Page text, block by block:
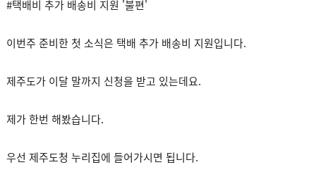
#택배비 추가 배송비 지원 '불편'
이번주 준비한 첫 소식은 택배 추가 배송비 지원입니다.
제주도가 이달 말까지 신청을 받고 있는데요.
제가 한번 해봤습니다.
우선 제주도청 누리집에 들어가시면 됩니다.